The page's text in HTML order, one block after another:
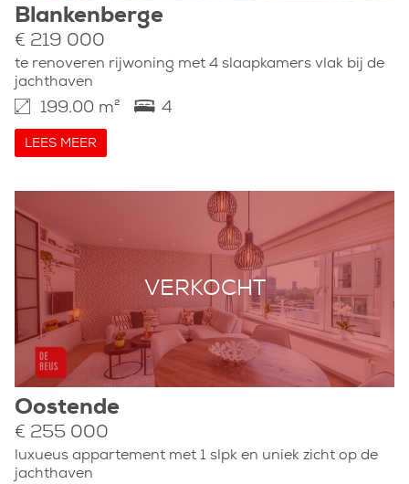
Blankenberge
€ 219 000
te renoveren rijwoning met 4 slaapkamers vlak bij de
jachthaven
199.00 m² 4
LEES MEER
VERKOCHT
Oostende
€ 255 000
luxueus appartement met 1 slpk en uniek zicht op de
jachthaven